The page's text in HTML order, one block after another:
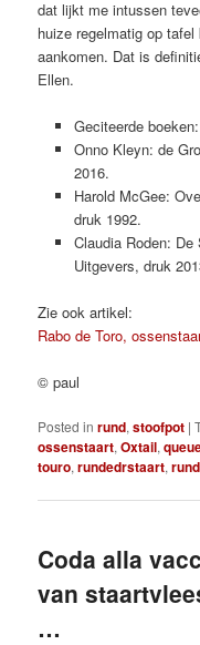
dat lijkt me intussen
huize regelmatig op
aankomen. Dat is
Ellen.
Geciteerde boeken:
Onno Kleyn: de
2016.
Harold McGee:
druk 1992.
Claudia Roden:
Uitgevers, druk
Zie ook artikel:
Rabo de Toro,
© paul
Posted in rund,stoofpot |
ossenstaart,Oxtail,
touro,rundedrstaart,
Coda alla
van
…